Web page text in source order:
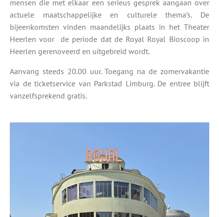
mensen die met elkaar een serieus gesprek aangaan over
actuele maatschappelijke en culturele thema’s. De
bijeenkomsten vinden maandelijks plaats in het Theater
Heerlen voor de periode dat de Royal Royal Bioscoop in
Heerlen gerenoveerd en uitgebreid wordt.
Aanvang steeds 20.00 uur. Toegang na de zomervakantie
via de ticketservice van Parkstad Limburg. De entree blijft
vanzelfsprekend gratis.